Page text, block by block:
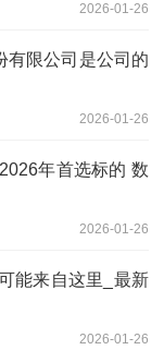
2026-01-26
有限公司是公司的
2026-01-26
年首选标的 数
2026-01-26
能来自这里_最新
2026-01-26